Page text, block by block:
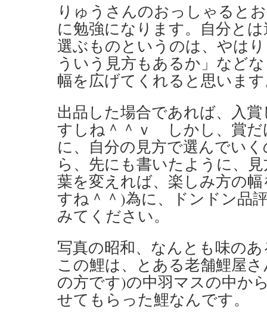
りゅうさんのおっしゃると
に勉強になります。自分と
選ぶものというのは、やは
ういう見方もあるか」など
幅を広げてくれると思いま
出品した場合であれば、入
すしね＾＾ｖ しかし、賞だ
に、自分の見方で選んでい
ら、先にも書いたように、
葉を変えれば、楽しみ方の
すね＾＾)為に、ドンドン品
みてください。
写真の昭和、なんとも味の
この鯉は、とある老舗鯉屋
の方です)の中羽マスの中か
せてもらった鯉なんです。